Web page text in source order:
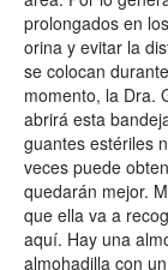
prolongados en
orina y evitar la
se colocan
momento, la Dra.
abrirá esta
guantes estériles
veces puede
quedarán mejor.
que ella va a
aquí. Hay una
almohadilla con